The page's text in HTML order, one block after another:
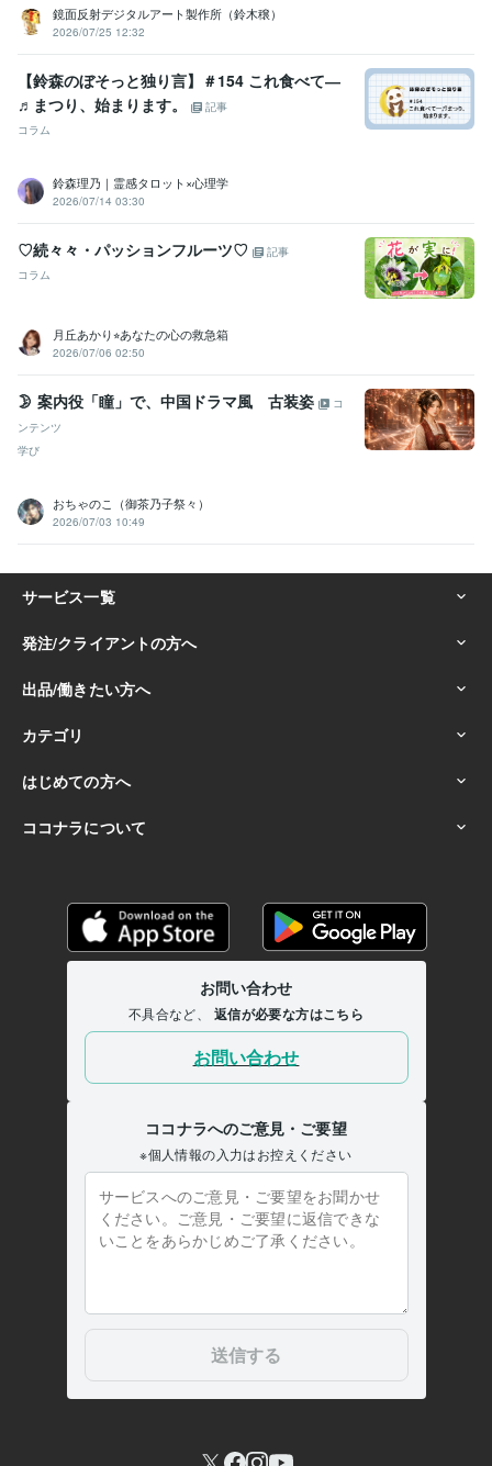
鏡面反射デジタルアート製作所（鈴木穣）
2026/07/25 12:32
【鈴森のぼそっと独り言】＃154 これ食べて―
♬まつり、始まります。
記事
コラム
鈴森理乃｜霊感タロット×心理学
2026/07/14 03:30
♡続々々・パッションフルーツ♡
記事
コラム
月丘あかり⭐︎あなたの心の救急箱
2026/07/06 02:50
🌛 案内役「瞳」で、中国ドラマ風 古装姿
コ
ンテンツ
学び
おちゃのこ（御茶乃子祭々）
2026/07/03 10:49